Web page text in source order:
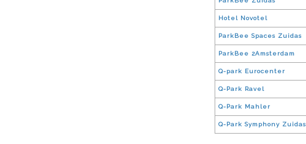
Hotel Novotel
ParkBee Spaces Zuidas
ParkBee 2Amsterdam
Q-park Eurocenter
Q-Park Ravel
Q-Park Mahler
Q-Park Symphony Zuidas